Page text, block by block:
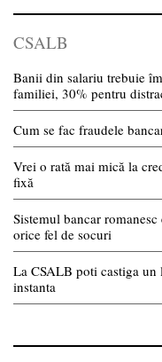
CSALB
Banii din salariu trebuie
familiei, 30% pentru
Cum se fac fraudele
Vrei o rată mai mică la
fixă
Sistemul bancar
orice fel de socuri
La CSALB poti castiga
instanta